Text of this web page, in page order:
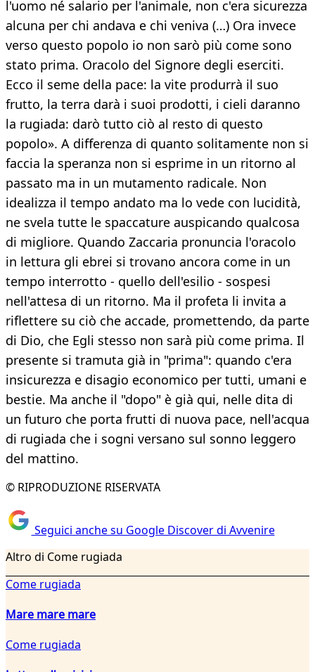
l'uomo né salario per l'animale, non c'era sicurezza
alcuna per chi andava e chi veniva (…) Ora invece
verso questo popolo io non sarò più come sono
stato prima. Oracolo del Signore degli eserciti.
Ecco il seme della pace: la vite produrrà il suo
frutto, la terra darà i suoi prodotti, i cieli daranno
la rugiada: darò tutto ciò al resto di questo
popolo». A differenza di quanto solitamente non si
faccia la speranza non si esprime in un ritorno al
passato ma in un mutamento radicale. Non
idealizza il tempo andato ma lo vede con lucidità,
ne svela tutte le spaccature auspicando qualcosa
di migliore. Quando Zaccaria pronuncia l'oracolo
in lettura gli ebrei si trovano ancora come in un
tempo interrotto - quello dell'esilio - sospesi
nell'attesa di un ritorno. Ma il profeta li invita a
riflettere su ciò che accade, promettendo, da parte
di Dio, che Egli stesso non sarà più come prima. Il
presente si tramuta già in "prima": quando c'era
insicurezza e disagio economico per tutti, umani e
bestie. Ma anche il "dopo" è già qui, nelle dita di
un futuro che porta frutti di nuova pace, nell'acqua
di rugiada che i sogni versano sul sonno leggero
del mattino.
© RIPRODUZIONE RISERVATA
Seguici anche su Google Discover di Avvenire
Altro di Come rugiada
Come rugiada
Mare mare mare
Come rugiada